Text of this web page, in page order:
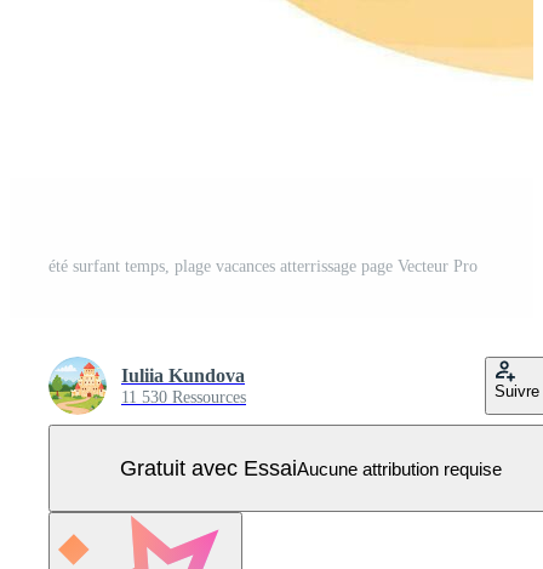
été surfant temps, plage vacances atterrissage page Vecteur Pro
Iuliia Kundova
11 530 Ressources Suivre
Gratuit avec EssaiAucune attribution requise